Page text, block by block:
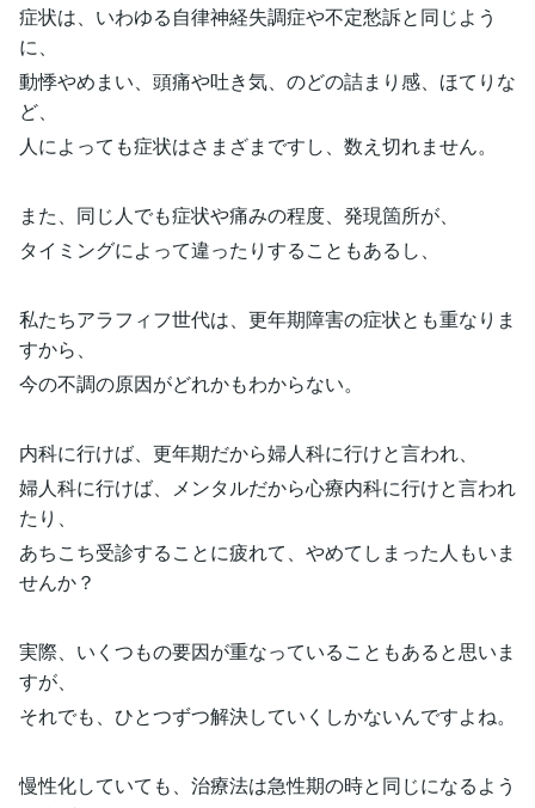
症状は、いわゆる自律神経失調症や不定愁訴と同じよう
に、
動悸やめまい、頭痛や吐き気、のどの詰まり感、ほてりな
ど、
人によっても症状はさまざまですし、数え切れません。
また、同じ人でも症状や痛みの程度、発現箇所が、
タイミングによって違ったりすることもあるし、
私たちアラフィフ世代は、更年期障害の症状とも重なりま
すから、
今の不調の原因がどれかもわからない。
内科に行けば、更年期だから婦人科に行けと言われ、
婦人科に行けば、メンタルだから心療内科に行けと言われ
たり、
あちこち受診することに疲れて、やめてしまった人もいま
せんか？
実際、いくつもの要因が重なっていることもあると思いま
すが、
それでも、ひとつずつ解決していくしかないんですよね。
慢性化していても、治療法は急性期の時と同じになるよう